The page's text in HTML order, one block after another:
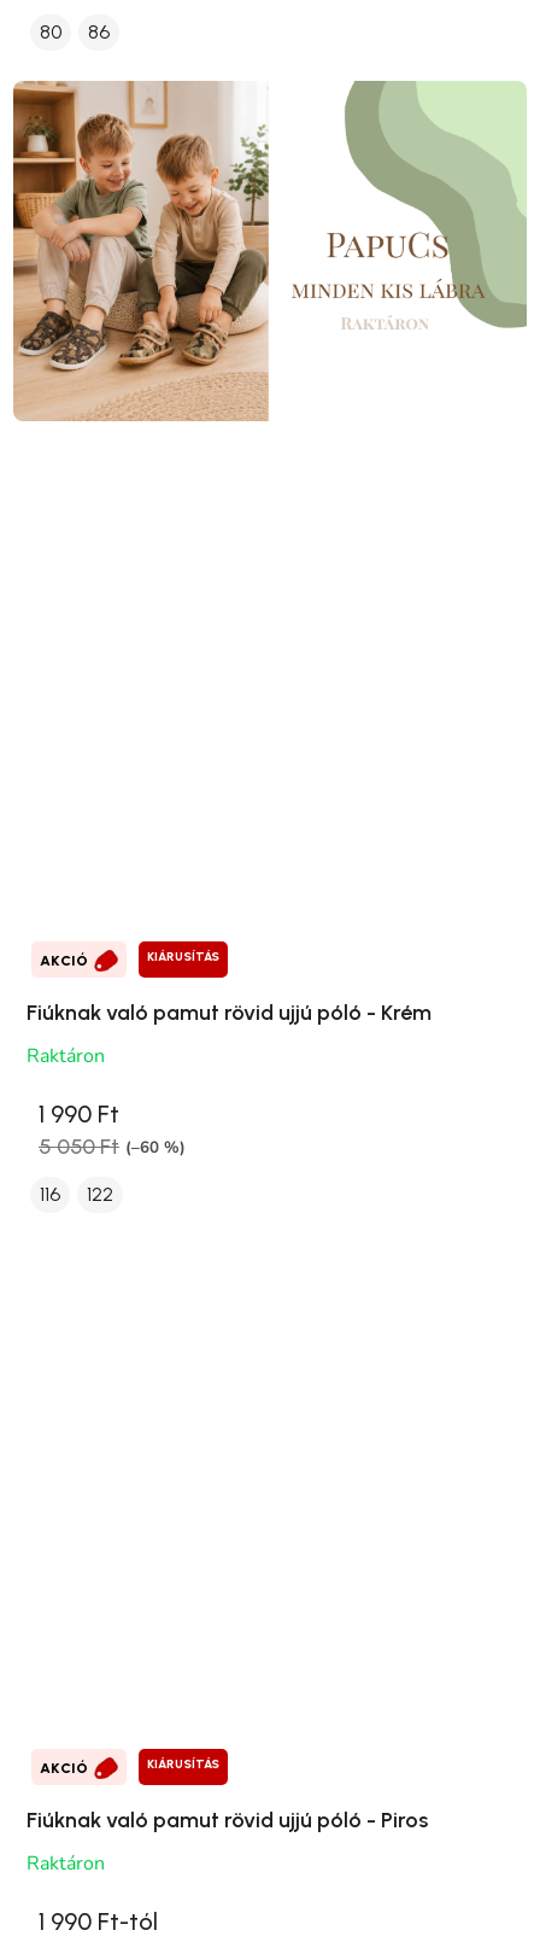
80 86
AKCIÓ KIÁRUSÍTÁS
Fiúknak való pamut rövid ujjú póló - Krém
Raktáron
1 990 Ft
5 050 Ft (–60 %)
116 122
AKCIÓ KIÁRUSÍTÁS
Fiúknak való pamut rövid ujjú póló - Piros
Raktáron
1 990 Ft-tól